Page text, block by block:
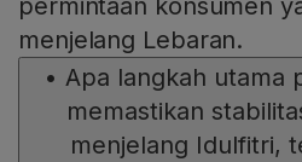
permintaan konsumen
menjelang Lebaran.
• Apa langkah utama
memastikan
menjelang Idulfitri,